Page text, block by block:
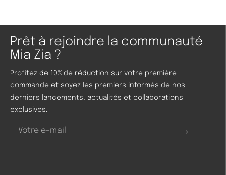
Prêt à rejoindre la communauté
Mia Zia ?
Profitez de 10% de réduction sur votre première
commande et soyez les premiers informés de nos
derniers lancements, actualités et collaborations
exclusives.